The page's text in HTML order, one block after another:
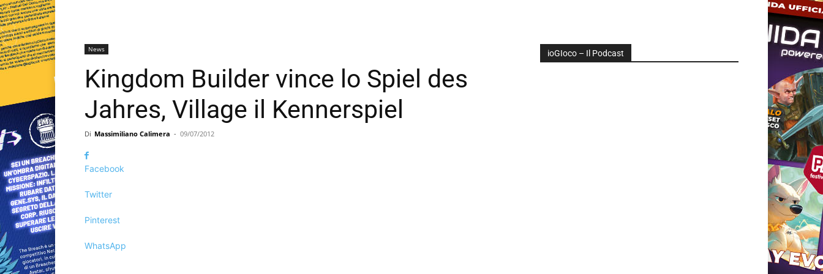
News
Kingdom Builder vince lo Spiel des
Jahres, Village il Kennerspiel
Di Massimiliano Calimera - 09/07/2012
Facebook
Twitter
Pinterest
WhatsApp
ioGIoco – Il Podcast